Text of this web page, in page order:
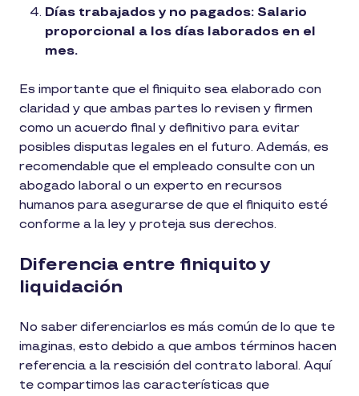
Días trabajados y no pagados: Salario
proporcional a los días laborados en el
mes.
Es importante que el finiquito sea elaborado con
claridad y que ambas partes lo revisen y firmen
como un acuerdo final y definitivo para evitar
posibles disputas legales en el futuro. Además, es
recomendable que el empleado consulte con un
abogado laboral o un experto en recursos
humanos para asegurarse de que el finiquito esté
conforme a la ley y proteja sus derechos.
Diferencia entre finiquito y
liquidación
No saber diferenciarlos es más común de lo que te
imaginas, esto debido a que ambos términos hacen
referencia a la rescisión del contrato laboral. Aquí
te compartimos las características que